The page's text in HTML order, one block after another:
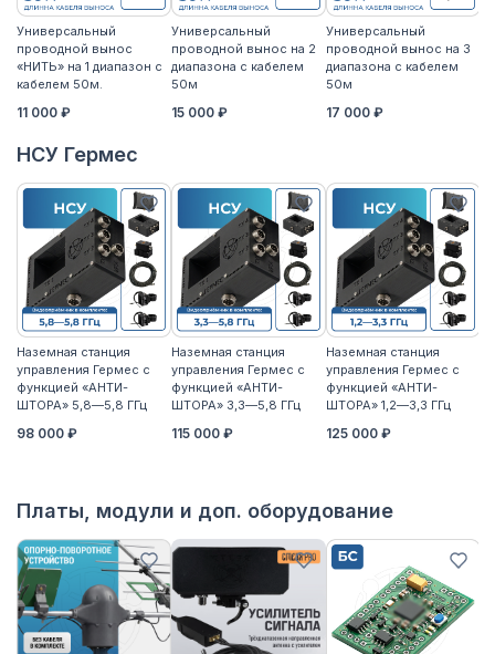
Универсальный
проводной вынос
«НИТЬ» на 1 диапазон с
кабелем 50м.
11 000 ₽
Универсальный
проводной вынос на 2
диапазона с кабелем
50м
15 000 ₽
Универсальный
проводной вынос на 3
диапазона с кабелем
50м
17 000 ₽
НСУ Гермес
Наземная станция
управления Гермес с
функцией «АНТИ-
ШТОРА» 5,8—5,8 ГГц
98 000 ₽
Наземная станция
управления Гермес с
функцией «АНТИ-
ШТОРА» 3,3—5,8 ГГц
115 000 ₽
Наземная станция
управления Гермес с
функцией «АНТИ-
ШТОРА» 1,2—3,3 ГГц
125 000 ₽
Платы, модули и доп. оборудование